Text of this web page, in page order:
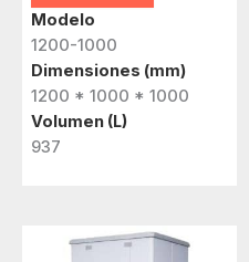
Modelo
1200-1000
Dimensiones (mm)
1200 * 1000 * 1000
Volumen (L)
937